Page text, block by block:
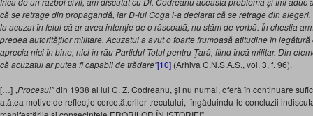
că se retrage din propagandă, iar D-lui Goga i-a declarat că se retrage din
la acuzat în felul că ar avea intenţie de o răscoală, nu stăm de vorbă. În chestia
predea autorităţilor militare. Acuzatul a avut o foarte frumoasă atitudine în
aprecia nici în bine, nici în rău Partidul Totul pentru Ţară, fiind încă militar. Din
că acuzatul ar putea fi capabil de trădare”[10] (Arhiva C.N.S.A.S., vol. 3, f. 96).
[…]„Procesul”din 1938 al lui C. Z. Codreanu, şi nu numai, oferă în continuare
atâtea motive de reflecţie cercetătorilor trecutului, îngăduindu-le concluzii